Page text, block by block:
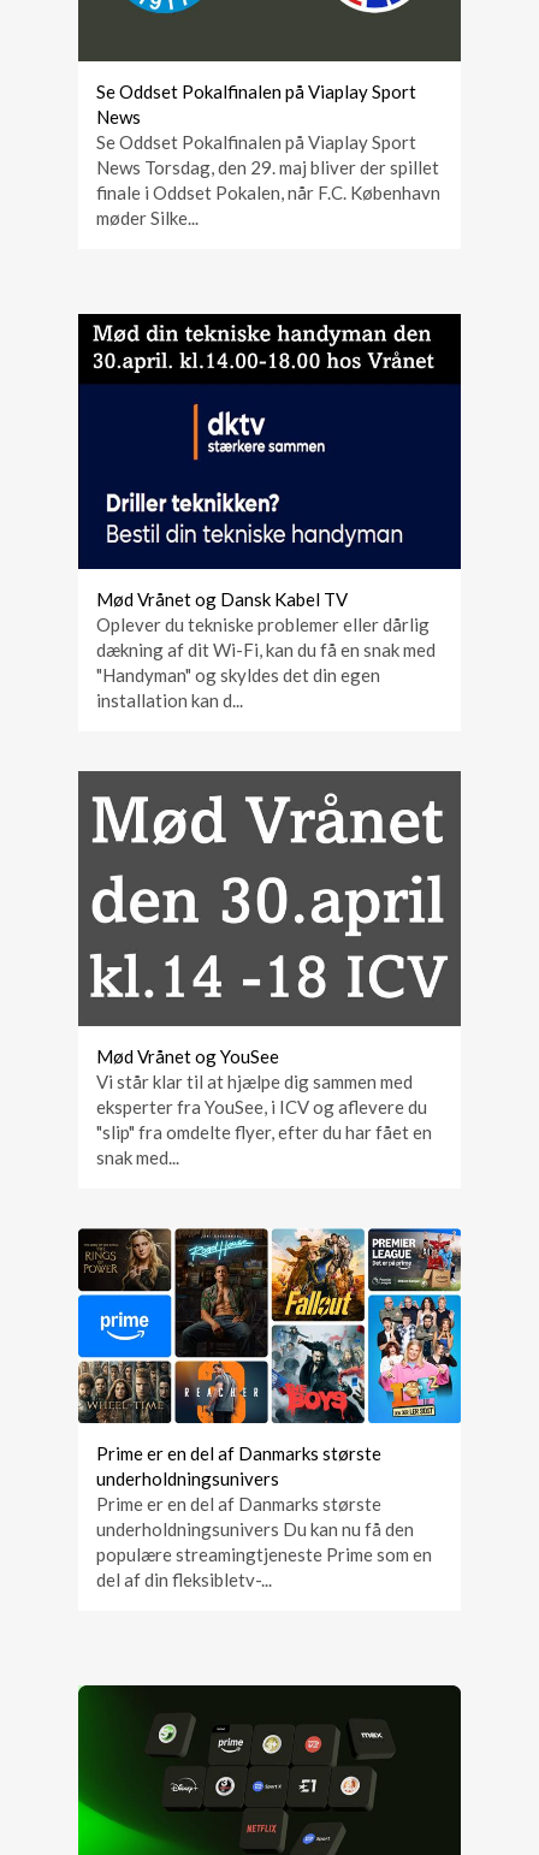
Se Oddset Pokalfinalen på Viaplay Sport
News
Se Oddset Pokalfinalen på Viaplay Sport
News Torsdag, den 29. maj bliver der spillet
finale i Oddset Pokalen, når F.C. København
møder Silke...
Mød Vrånet og Dansk Kabel TV
Oplever du tekniske problemer eller dårlig
dækning af dit Wi-Fi, kan du få en snak med
"Handyman" og skyldes det din egen
installation kan d...
Mød Vrånet og YouSee
Vi står klar til at hjælpe dig sammen med
eksperter fra YouSee, i ICV og aflevere du
"slip" fra omdelte flyer, efter du har fået en
snak med...
Prime er en del af Danmarks største
underholdningsunivers
Prime er en del af Danmarks største
underholdningsunivers Du kan nu få den
populære streamingtjeneste Prime som en
del af din fleksibletv-...